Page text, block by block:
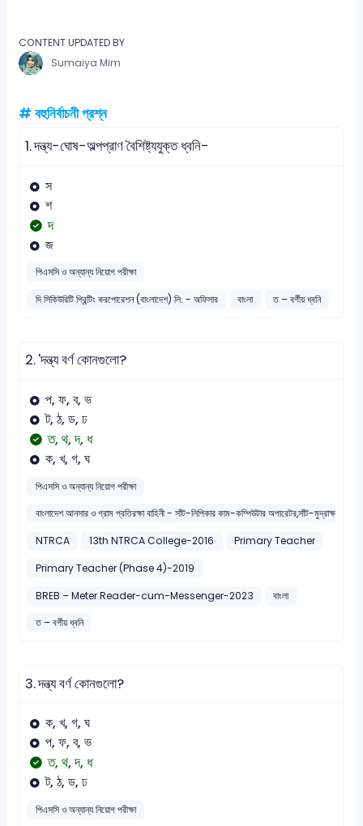
CONTENT UPDATED BY
Sumaiya Mim
# বহুনির্বাচনী প্রশ্ন
1.দন্ত্য-ঘোষ-অল্পপ্রাণ বৈশিষ্ট্যযুক্ত ধ্বনি-
স
শ
দ
জ
পিএসসি ও অন্যান্য নিয়োগ পরীক্ষা
দি সিকিউরিটি প্রিন্টিং করপোরেশন (বাংলাদেশ) লি. - অফিসার
বাংলা ত – বর্গীয় ধ্বনি
2.'দন্ত্য বর্ণ কোনগুলো?
প, ফ, ব, ভ
ট, ঠ, ড, ঢ
ত, থ, দ, ধ
ক, খ, গ, ঘ
পিএসসি ও অন্যান্য নিয়োগ পরীক্ষা
বাংলাদেশ আনসার ও গ্রাম প্রতিরক্ষা বাহিনী - সাঁট-লিপিকার কাম-কম্পিউটার অপারেটর,সাঁট-মুদ্রাক্ষরিক
NTRCA
13th NTRCA College-2016
Primary Teacher
Primary Teacher (Phase 4)-2019
BREB – Meter Reader-cum-Messenger-2023
বাংলা
ত – বর্গীয় ধ্বনি
3.দন্ত্য বর্ণ কোনগুলো?
ক, খ, গ, ঘ
প, ফ, ব, ভ
ত, থ, দ, ধ
ট, ঠ, ড, ঢ
পিএসসি ও অন্যান্য নিয়োগ পরীক্ষা